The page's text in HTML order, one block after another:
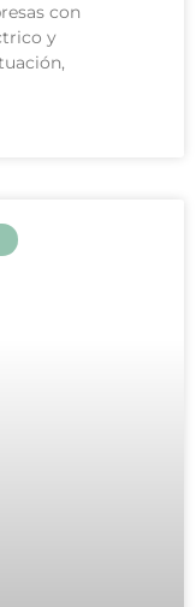
con
y